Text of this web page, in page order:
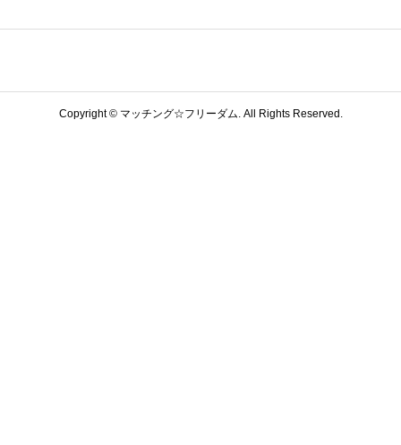
Copyright ©マッチング☆フリーダム. All Rights Reserved.